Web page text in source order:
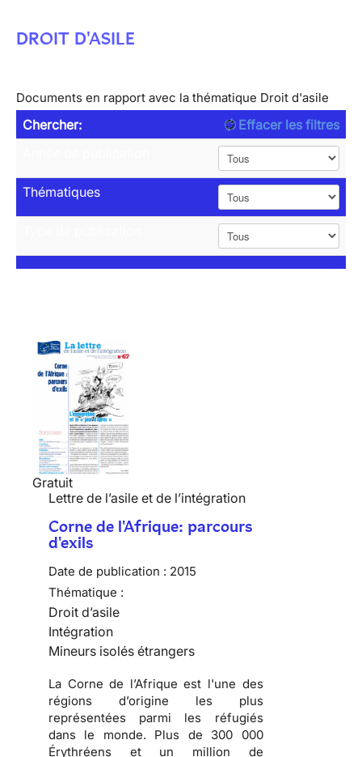
DROIT D'ASILE
Documents en rapport avec la thématique Droit d'asile
Chercher:
Effacer les filtres
Thématiques
Gratuit
Lettre de l’asile et de l’intégration
Corne de l'Afrique: parcours
d'exils
Date de publication : 2015
Thématique :
Droit d’asile
Intégration
Mineurs isolés étrangers
La Corne de l’Afrique est l'une des
régions d’origine les plus
représentées parmi les réfugiés
dans le monde. Plus de 300 000
Érythréens et un million de